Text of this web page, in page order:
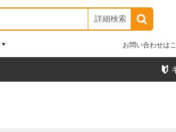
詳細検索
お問い合わせは